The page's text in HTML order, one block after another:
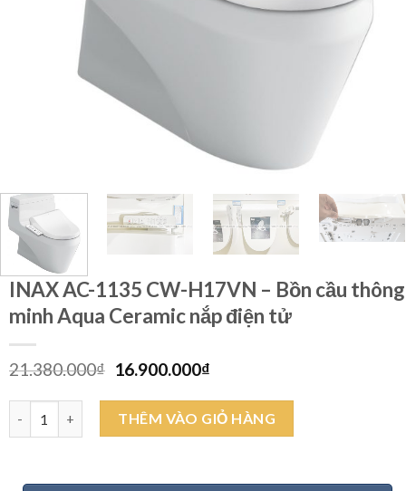
INAX AC-1135 CW-H17VN – Bồn cầu thông
minh Aqua Ceramic nắp điện tử
21.380.000₫ Giá
là:
21.380.000₫.
16.900.000₫Giá
tại
là:
16.900.000₫.
INAX AC-1135 CW-H17VN - Bồn cầu thông minh Aqua Ceramic
THÊM VÀO GIỎ HÀNG